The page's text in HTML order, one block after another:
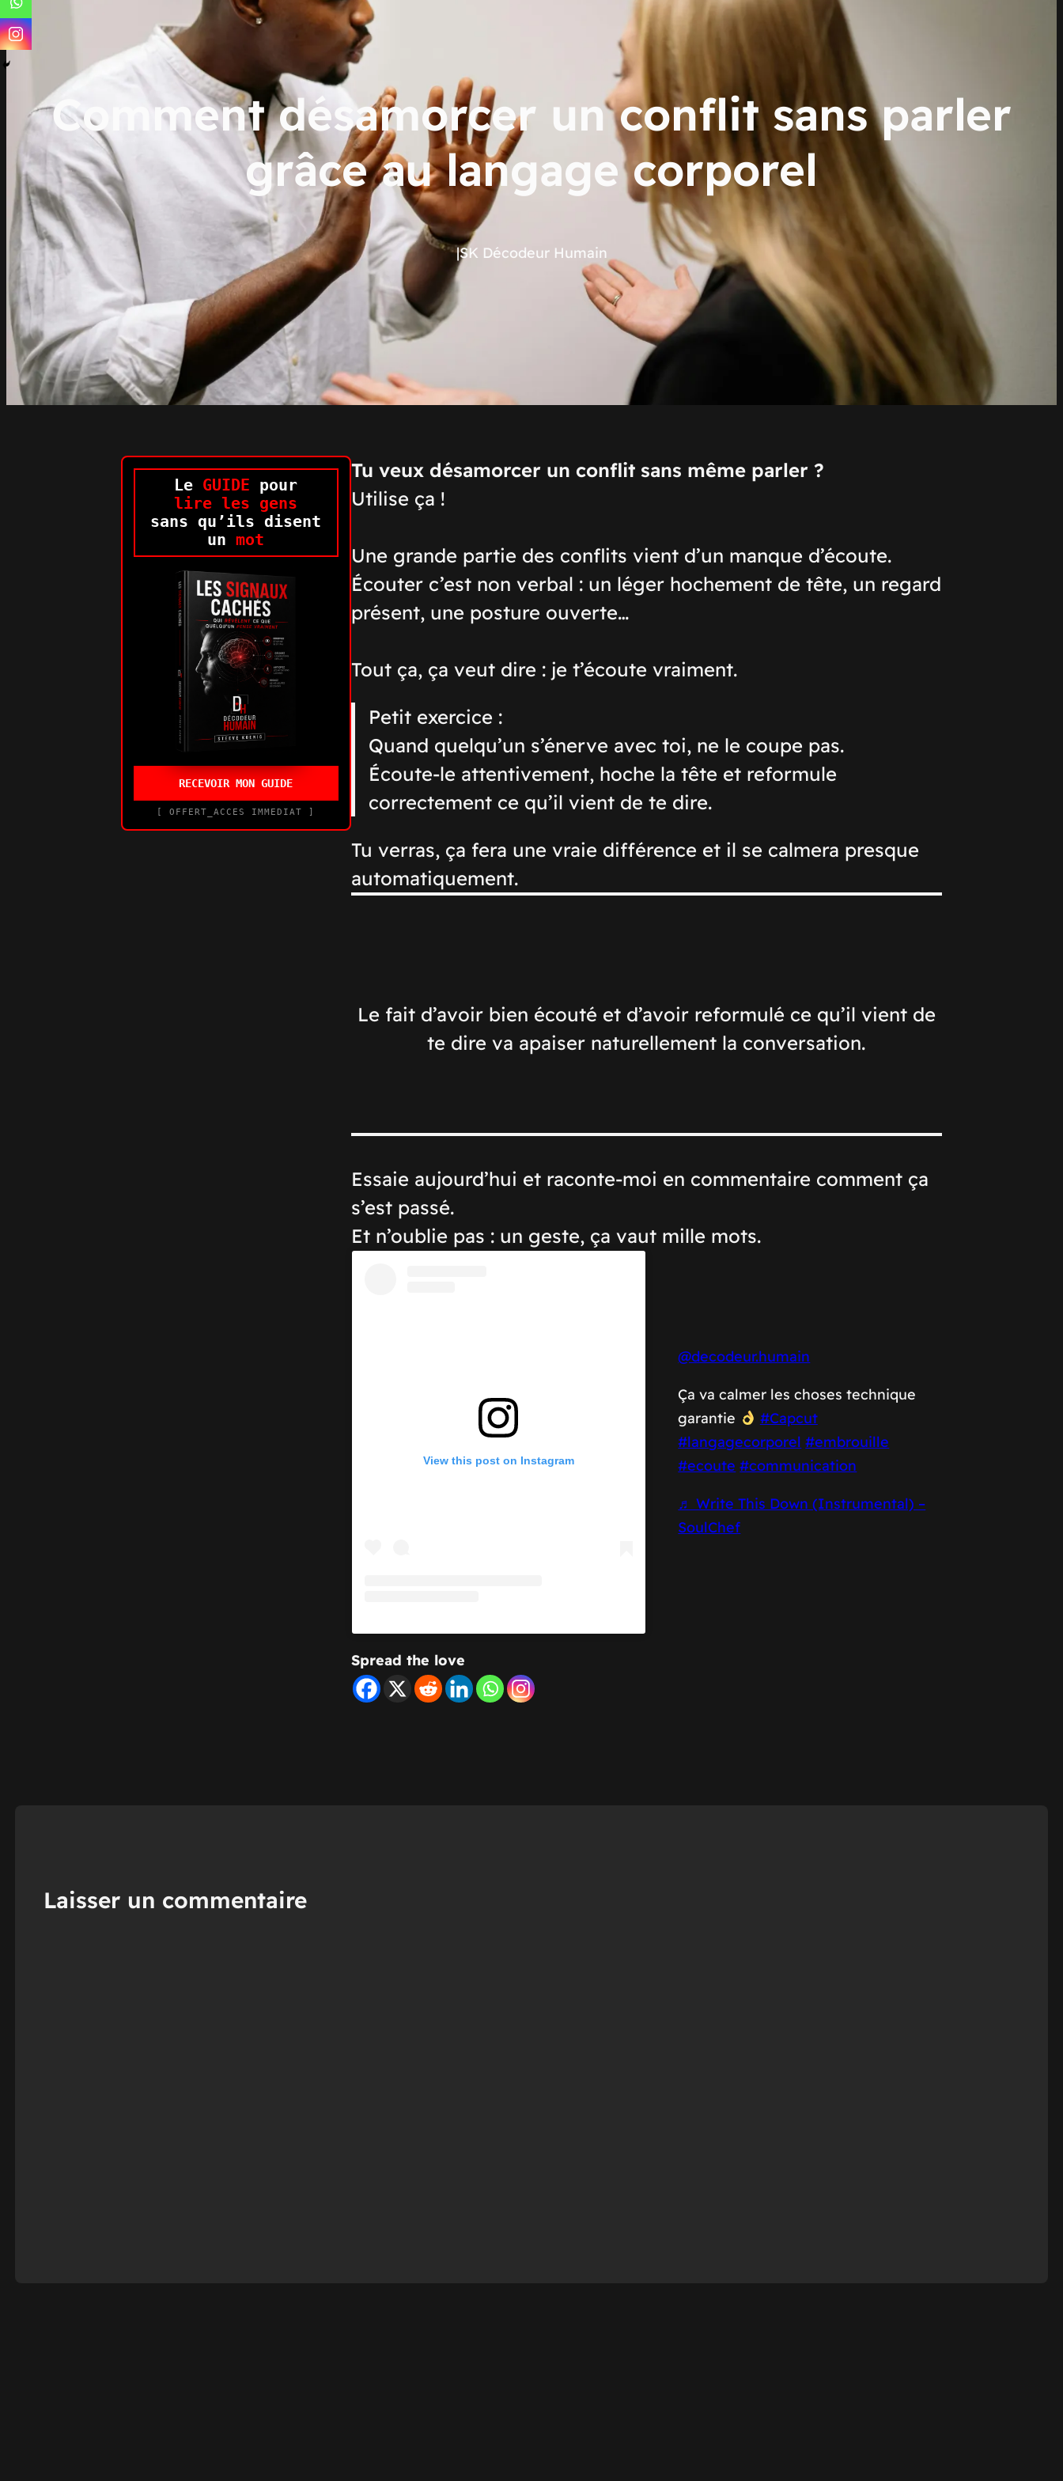
Comment désamorcer un conflit sans parler
grâce au langage corporel
|SK Décodeur Humain
Le GUIDE pour
lire les gens
sans qu’ils disent
unmot
RECEVOIR MON GUIDE
[ OFFERT_ACCES IMMEDIAT ]
Tu veux désamorcer un conflit sans même parler ?
Utilise ça !
Une grande partie des conflits vient d’un manque d’écoute.
Écouter c’est non verbal : un léger hochement de tête, un regard
présent, une posture ouverte…
Tout ça, ça veut dire : je t’écoute vraiment.
Petit exercice :
Quand quelqu’un s’énerve avec toi, ne le coupe pas.
Écoute-le attentivement, hoche la tête et reformule
correctement ce qu’il vient de te dire.
Tu verras, ça fera une vraie différence et il se calmera presque
automatiquement.
Le fait d’avoir bien écouté et d’avoir reformulé ce qu’il vient de
te dire va apaiser naturellement la conversation.
Essaie aujourd’hui et raconte-moi en commentaire comment ça
s’est passé.
Et n’oublie pas : un geste, ça vaut mille mots.
View this post on Instagram
@decodeur.humain
Ça va calmer les choses technique
garantie
#Capcut
#langagecorporel #embrouille
#ecoute #communication
♬ Write This Down (Instrumental) –
SoulChef
Spread the love
Laisser un commentaire